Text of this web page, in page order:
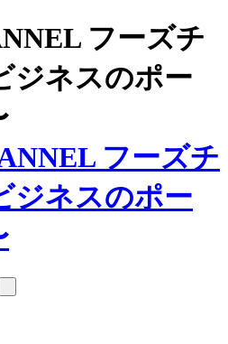
フーズチ
ジネスのポー